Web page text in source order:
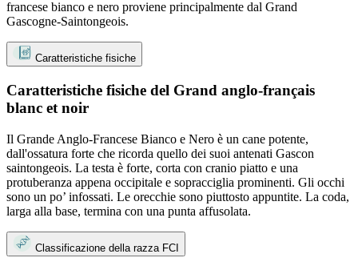
francese bianco e nero proviene principalmente dal Grand
Gascogne-Saintongeois.
Caratteristiche fisiche
Caratteristiche fisiche del Grand anglo-français
blanc et noir
Il Grande Anglo-Francese Bianco e Nero è un cane potente,
dall'ossatura forte che ricorda quello dei suoi antenati Gascon
saintongeois. La testa è forte, corta con cranio piatto e una
protuberanza appena occipitale e sopracciglia prominenti. Gli occhi
sono un po’ infossati. Le orecchie sono piuttosto appuntite. La coda,
larga alla base, termina con una punta affusolata.
Classificazione della razza FCI